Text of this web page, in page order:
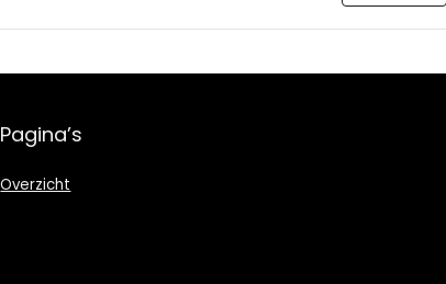
Pagina’s
Overzicht